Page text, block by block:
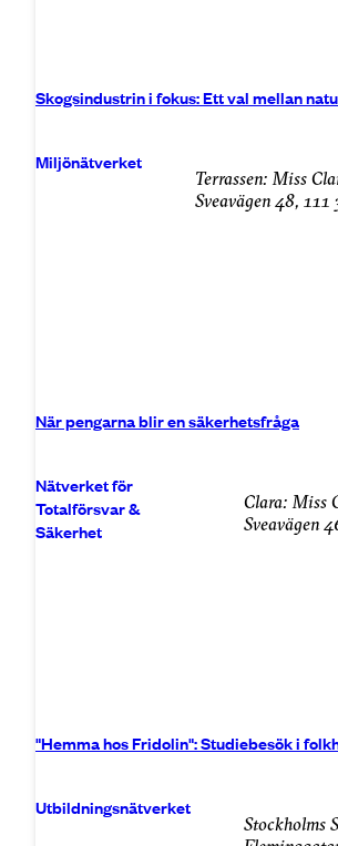
Skogsindustrin i fokus: Ett val mellan
Miljönätverket
Terrassen: Miss
Sveavägen 48, 111
När pengarna blir en säkerhetsfråga
Nätverket för
Totalförsvar &
Säkerhet
Clara: Miss
Sveavägen
"Hemma hos Fridolin": Studiebesök i
Utbildningsnätverket
Stockholms